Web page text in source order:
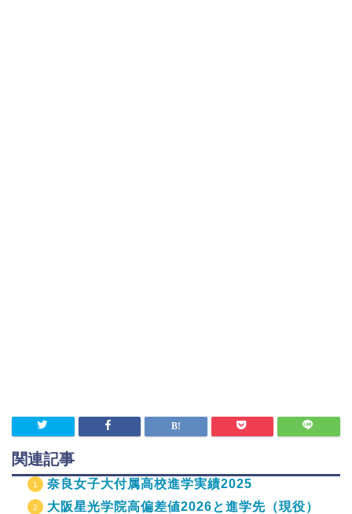
関連記事
奈良女子大付属高校進学実績2025
大阪星光学院高偏差値2026と進学先（現役）